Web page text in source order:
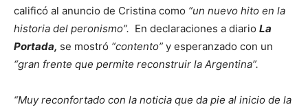
calificó al anuncio de Cristina como “un nuevo hito en la
historia del peronismo”. En declaraciones a diario La
Portada, se mostró “contento” y esperanzado con un
“gran frente que permite reconstruir la Argentina”.
“Muy reconfortado con la noticia que da pie al inicio de la